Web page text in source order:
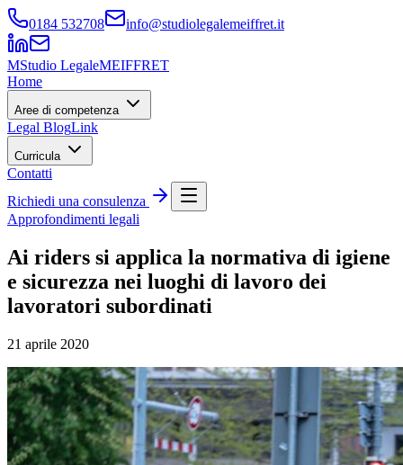
0184 532708 info@studiolegalemeiffret.it
MStudio LegaleMEIFFRET
Home
Aree di competenza
Legal BlogLink
Curricula
Contatti
Richiedi una consulenza
Approfondimenti legali
Ai riders si applica la normativa di igiene
e sicurezza nei luoghi di lavoro dei
lavoratori subordinati
21 aprile 2020